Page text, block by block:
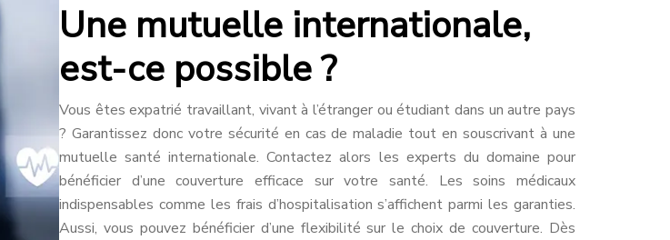
Une mutuelle internationale,
est-ce possible ?
Vous êtes expatrié travaillant, vivant à l’étranger ou étudiant dans un autre pays
? Garantissez donc votre sécurité en cas de maladie tout en souscrivant à une
mutuelle santé internationale. Contactez alors les experts du domaine pour
bénéficier d’une couverture efficace sur votre santé. Les soins médicaux
indispensables comme les frais d’hospitalisation s’affichent parmi les garanties.
Aussi, vous pouvez bénéficier d’une flexibilité sur le choix de couverture. Dès